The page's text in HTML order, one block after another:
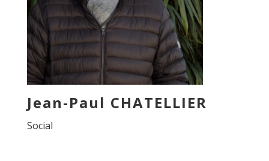
Jean-Paul CHATELLIER
Social